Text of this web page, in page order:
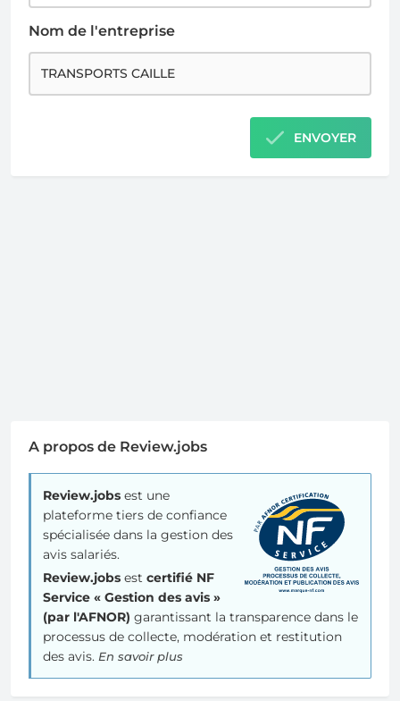
Nom de l'entreprise
ENVOYER
A propos de Review.jobs
Review.jobs est une
plateforme tiers de confiance
spécialisée dans la gestion des
avis salariés.
Review.jobs est certifié NF
Service « Gestion des avis »
(par l'AFNOR) garantissant la transparence dans le
processus de collecte, modération et restitution
des avis. En savoir plus